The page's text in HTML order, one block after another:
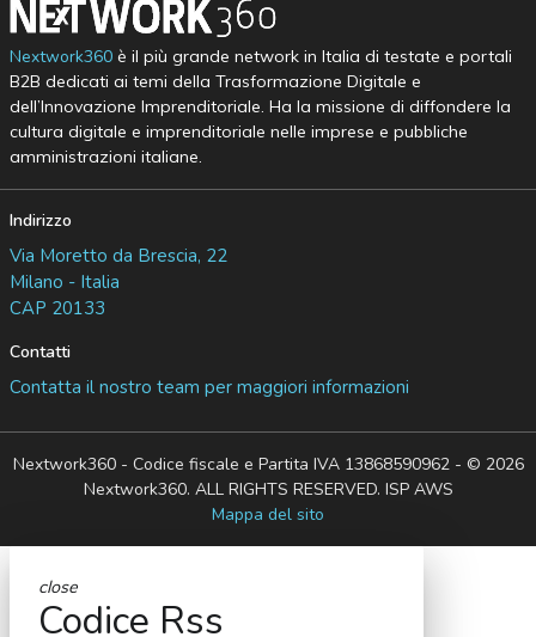
Nextwork360è il più grande network in Italia di testate e portali
B2B dedicati ai temi della Trasformazione Digitale e
dell’Innovazione Imprenditoriale. Ha la missione di diffondere la
cultura digitale e imprenditoriale nelle imprese e pubbliche
amministrazioni italiane.
Indirizzo
Via Moretto da Brescia, 22
Milano - Italia
CAP 20133
Contatti
Contatta il nostro team per maggiori informazioni
Nextwork360 - Codice fiscale e Partita IVA 13868590962 - © 2026
Nextwork360. ALL RIGHTS RESERVED. ISP AWS
Mappa del sito
close
Codice Rss